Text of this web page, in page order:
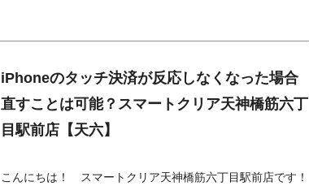
iPhoneのタッチ決済が反応しなくなった場合
直すことは可能？スマートクリア天神橋筋六丁
目駅前店【天六】
こんにちは！ スマートクリア天神橋筋六丁目駅前店です！